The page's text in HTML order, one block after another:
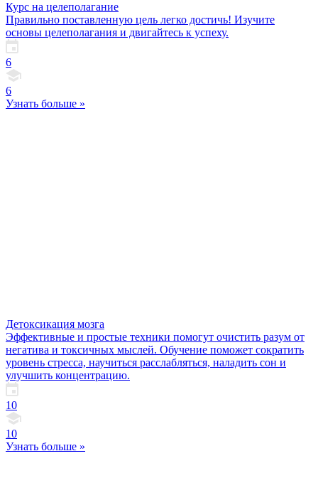
Курс на целеполагание
Правильно поставленную цель легко достичь! Изучите
основы целеполагания и двигайтесь к успеху.
6
6
Узнать больше »
Детоксикация мозга
Эффективные и простые техники помогут очистить разум от
негатива и токсичных мыслей. Обучение поможет сократить
уровень стресса, научиться расслабляться, наладить сон и
улучшить концентрацию.
10
10
Узнать больше »